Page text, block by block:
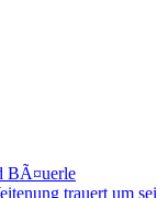
BÃ¤uerle
trauert um